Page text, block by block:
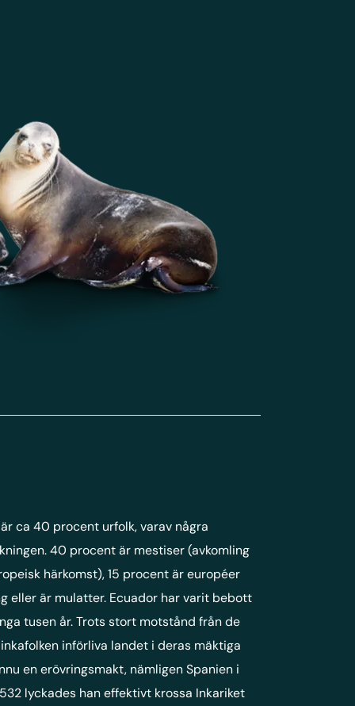
ca 40 procent urfolk, varav några
40 procent är mestiser (avkomling
härkomst), 15 procent är européer
eller är mulatter. Ecuador har varit bebott
tusen år. Trots stort motstånd från de
införliva landet i deras mäktiga
en erövringsmakt, nämligen Spanien i
lyckades han effektivt krossa Inkariket